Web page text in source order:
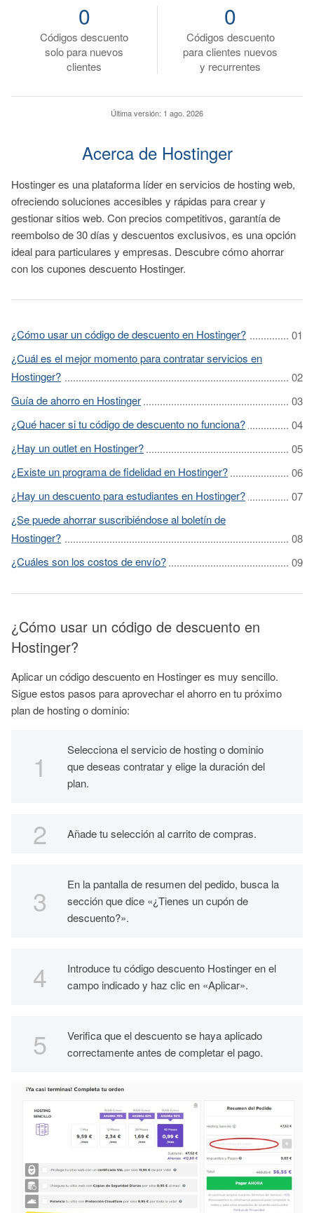
Códigos descuento
solo para nuevos
clientes
0
Códigos descuento
para clientes nuevos
y recurrentes
0
Última versión: 1 ago. 2026
Acerca de Hostinger
Hostinger es una plataforma líder en servicios de hosting web,
ofreciendo soluciones accesibles y rápidas para crear y
gestionar sitios web. Con precios competitivos, garantía de
reembolso de 30 días y descuentos exclusivos, es una opción
ideal para particulares y empresas. Descubre cómo ahorrar
con los cupones descuento Hostinger.
¿Cómo usar un código de descuento en Hostinger?
¿Cuál es el mejor momento para contratar servicios en
Hostinger?
Guía de ahorro en Hostinger
¿Qué hacer si tu código de descuento no funciona?
¿Hay un outlet en Hostinger?
¿Existe un programa de fidelidad en Hostinger?
¿Hay un descuento para estudiantes en Hostinger?
¿Se puede ahorrar suscribiéndose al boletín de
Hostinger?
¿Cuáles son los costos de envío?
¿Cómo usar un código de descuento en
Hostinger?
Aplicar un código descuento en Hostinger es muy sencillo.
Sigue estos pasos para aprovechar el ahorro en tu próximo
plan de hosting o dominio:
Selecciona el servicio de hosting o dominio
que deseas contratar y elige la duración del
plan.
Añade tu selección al carrito de compras.
En la pantalla de resumen del pedido, busca la
sección que dice «¿Tienes un cupón de
descuento?».
Introduce tu código descuento Hostinger en el
campo indicado y haz clic en «Aplicar».
Verifica que el descuento se haya aplicado
correctamente antes de completar el pago.